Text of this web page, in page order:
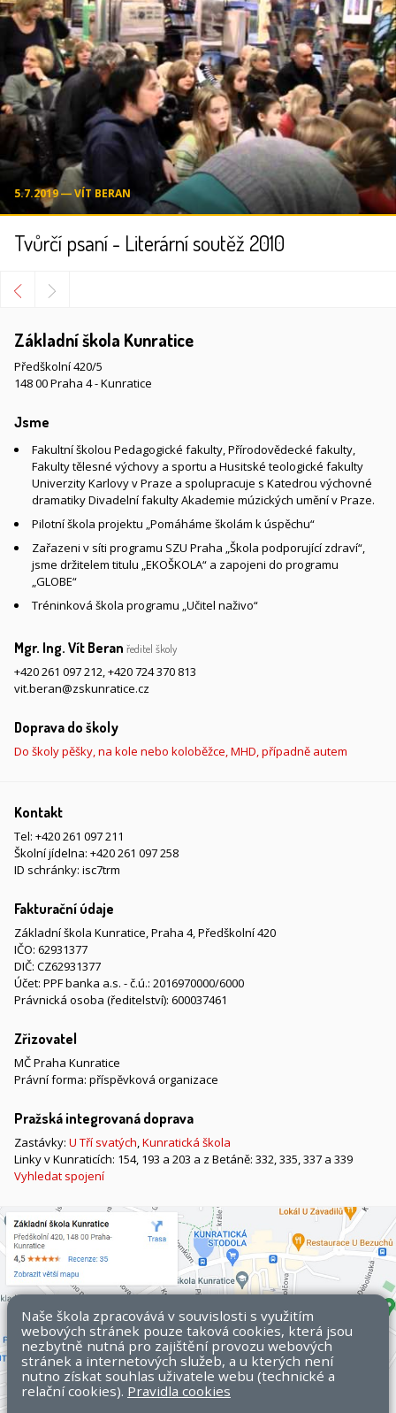
5.7.2019 ― VÍT BERAN
Tvůrčí psaní - Literární soutěž 2010
Základní škola Kunratice
Předškolní 420/5
148 00 Praha 4 - Kunratice
Jsme
Fakultní školou Pedagogické fakulty, Přírodovědecké fakulty,
Fakulty tělesné výchovy a sportu a Husitské teologické fakulty
Univerzity Karlovy v Praze a spolupracuje s Katedrou výchovné
dramatiky Divadelní fakulty Akademie múzických umění v Praze.
Pilotní škola projektu „Pomáháme školám k úspěchu“
Zařazeni v síti programu SZU Praha „Škola podporující zdraví“,
jsme držitelem titulu „EKOŠKOLA“ a zapojeni do programu
„GLOBE“
Tréninková škola programu „Učitel naživo“
Mgr. Ing. Vít Beran ředitel školy
+420 261 097 212,+420 724 370 813
vit.beran@zskunratice.cz
Doprava do školy
Do školy pěšky, na kole nebo koloběžce, MHD, případně autem
Kontakt
Tel: +420 261 097 211
Školní jídelna: +420 261 097 258
ID schránky: isc7trm
Fakturační údaje
Základní škola Kunratice, Praha 4, Předškolní 420
IČO: 62931377
DIČ: CZ62931377
Účet: PPF banka a.s. - č.ú.: 2016970000/6000
Právnická osoba (ředitelství): 600037461
Zřizovatel
MČ Praha Kunratice
Právní forma: příspěvková organizace
Pražská integrovaná doprava
Zastávky: U Tří svatých,Kunratická škola
Linky v Kunraticích: 154, 193 a 203 a z Betáně: 332, 335, 337 a 339
Vyhledat spojení
Naše škola zpracovává v souvislosti s využitím
webových stránek pouze taková cookies, která jsou
nezbytně nutná pro zajištění provozu webových
stránek a internetových služeb, a u kterých není
nutno získat souhlas uživatele webu (technické a
relační cookies). Pravidla cookies